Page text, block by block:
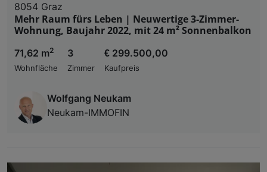
8054 Graz
Mehr Raum fürs Leben | Neuwertige 3-Zimmer-
Wohnung, Baujahr 2022, mit 24 m² Sonnenbalkon
71,62 m2
Wohnfläche
3
Zimmer
€ 299.500,00
Kaufpreis
Wolfgang Neukam
Neukam-IMMOFIN